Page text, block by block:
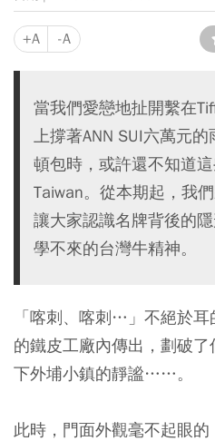
+A -A
當我們愛戀地扯開繫在
上撐著ANN SUI六萬元
頓包時，或許還不知道
Taiwan。從本期起，我
讓大家認識名牌背後的
學不來的台灣牛精神。
「喀刺、喀刺…」不絕於
的鐵皮工廠內傳出，劃破
下外埔小鎮的靜謐……。
此時，門面外觀毫不起眼的